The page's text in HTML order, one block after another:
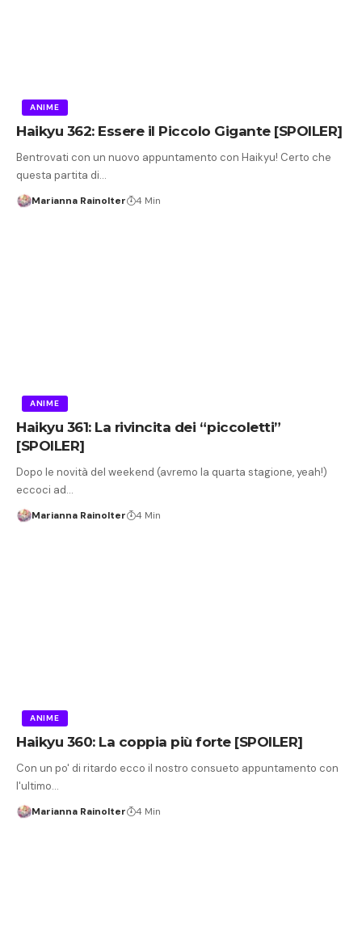
ANIME
Haikyu 362: Essere il Piccolo Gigante [SPOILER]
Bentrovati con un nuovo appuntamento con Haikyu! Certo che
questa partita di…
Marianna Rainolter 4 Min
ANIME
Haikyu 361: La rivincita dei “piccoletti”
[SPOILER]
Dopo le novità del weekend (avremo la quarta stagione, yeah!)
eccoci ad…
Marianna Rainolter 4 Min
ANIME
Haikyu 360: La coppia più forte [SPOILER]
Con un po' di ritardo ecco il nostro consueto appuntamento con
l'ultimo…
Marianna Rainolter 4 Min